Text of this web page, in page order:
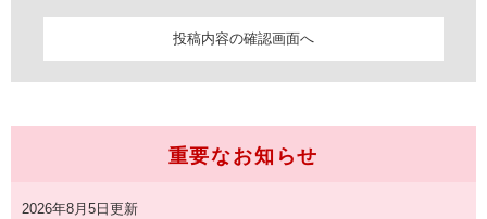
重要なお知らせ
2026年8月5日更新